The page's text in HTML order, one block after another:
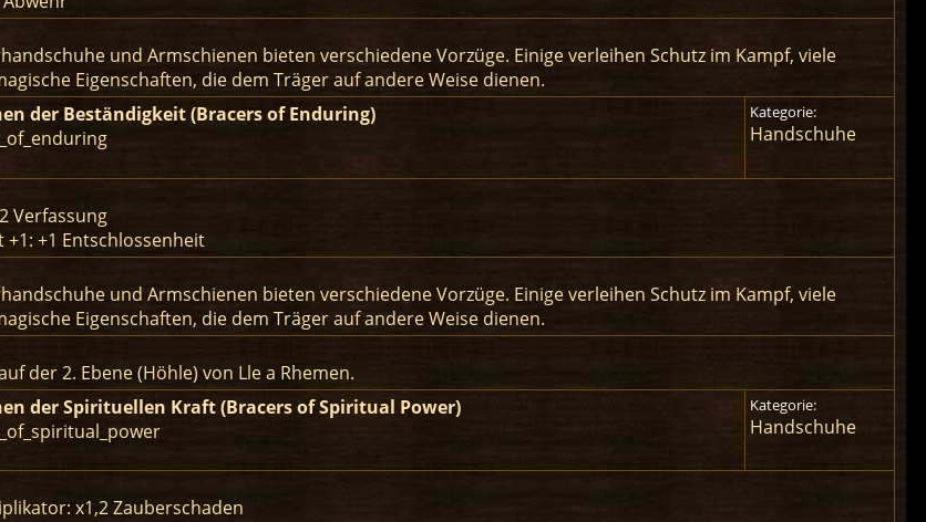
und Armschienen bieten verschiedene Vorzüge. Einige verleihen Schutz im Kampf, viele
Eigenschaften, die dem Träger auf andere Weise dienen.
der Beständigkeit (Bracers of Enduring)
Kategorie:
Handschuhe
Verfassung
+1 Entschlossenheit
und Armschienen bieten verschiedene Vorzüge. Einige verleihen Schutz im Kampf, viele
Eigenschaften, die dem Träger auf andere Weise dienen.
der 2. Ebene (Höhle) von Lle a Rhemen.
der Spirituellen Kraft (Bracers of Spiritual Power)
Kategorie:
Handschuhe
x1,2 Zauberschaden